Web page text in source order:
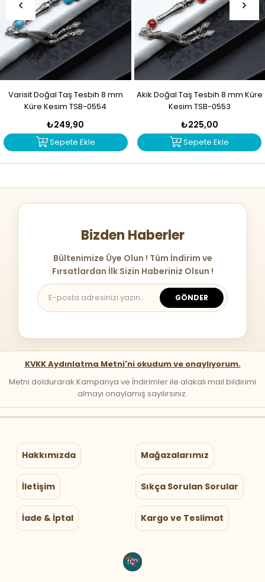
Varisit Doğal Taş Tesbih 8 mm
Küre Kesim TSB-0554
₺249,90
Sepete Ekle
Akik Doğal Taş Tesbih 8 mm Küre
Kesim TSB-0553
₺225,00
Sepete Ekle
Bizden Haberler
Bültenimize Üye Olun ! Tüm İndirim ve
Fırsatlardan İlk Sizin Haberiniz Olsun !
GÖNDER
KVKK Aydınlatma Metni'ni okudum ve onaylıyorum.
Metni doldurarak Kampanya ve İndirimler ile alakalı mail bildirimi
almayı onaylamış sayılırsınız.
Hakkımızda Mağazalarımız
İletişim Sıkça Sorulan Sorular
İade & İptal Kargo ve Teslimat